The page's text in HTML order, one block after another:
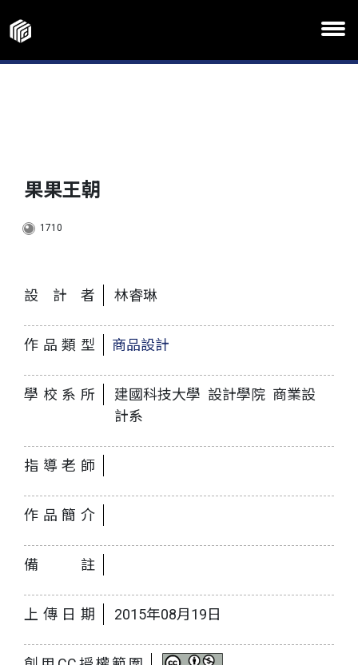
果果王朝
1710
設計者 林睿琳
作品類型 商品設計
學校系所
建國科技大學 設計學院 商業設
計系
指導老師
作品簡介
備註
上傳日期 2015年08月19日